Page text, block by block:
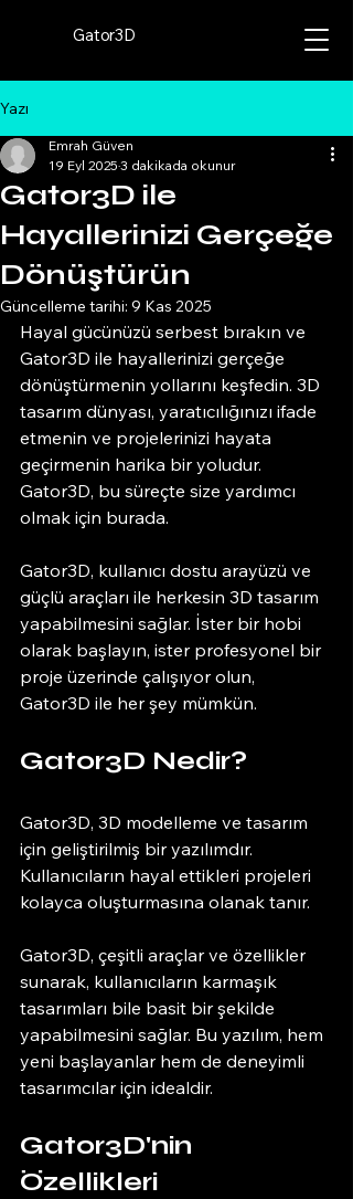
Gator3D
Yazı
Gator3D ile
Hayallerinizi Gerçeğe
Dönüştürün
Emrah Güven
19 Eyl 2025 3 dakikada okunur
Güncelleme tarihi: 9 Kas 2025
Hayal gücünüzü serbest bırakın ve
Gator3D ile hayallerinizi gerçeğe
dönüştürmenin yollarını keşfedin. 3D
tasarım dünyası, yaratıcılığınızı ifade
etmenin ve projelerinizi hayata
geçirmenin harika bir yoludur.
Gator3D, bu süreçte size yardımcı
olmak için burada.
Gator3D, kullanıcı dostu arayüzü ve
güçlü araçları ile herkesin 3D tasarım
yapabilmesini sağlar. İster bir hobi
olarak başlayın, ister profesyonel bir
proje üzerinde çalışıyor olun,
Gator3D ile her şey mümkün.
Gator3D Nedir?
Gator3D, 3D modelleme ve tasarım
için geliştirilmiş bir yazılımdır.
Kullanıcıların hayal ettikleri projeleri
kolayca oluşturmasına olanak tanır.
Gator3D, çeşitli araçlar ve özellikler
sunarak, kullanıcıların karmaşık
tasarımları bile basit bir şekilde
yapabilmesini sağlar. Bu yazılım, hem
yeni başlayanlar hem de deneyimli
tasarımcılar için idealdir.
Gator3D'nin
Özellikleri